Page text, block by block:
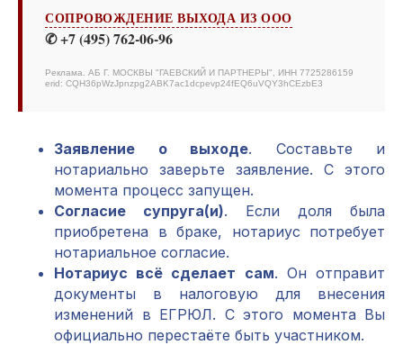
СОПРОВОЖДЕНИЕ ВЫХОДА ИЗ ООО
✆ +7 (495) 762-06-96
Реклама. АБ Г. МОСКВЫ "ГАЕВСКИЙ И ПАРТНЕРЫ", ИНН 7725286159
erid: CQH36pWzJpnzpg2ABK7ac1dcpevp24fEQ6uVQY3hCEzbE3
Заявление о выходе. Составьте и
нотариально заверьте заявление. С этого
момента процесс запущен.
Согласие супруга(и). Если доля была
приобретена в браке, нотариус потребует
нотариальное согласие.
Нотариус всё сделает сам. Он отправит
документы в налоговую для внесения
изменений в ЕГРЮЛ. С этого момента Вы
официально перестаёте быть участником.